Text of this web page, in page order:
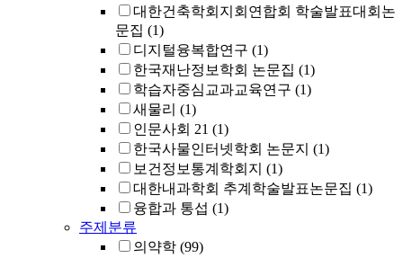
대한건축학회지회연합회 학술발표대회논
문집 (1)
디지털융복합연구 (1)
한국재난정보학회 논문집 (1)
학습자중심교과교육연구 (1)
새물리 (1)
인문사회 21 (1)
한국사물인터넷학회 논문지 (1)
보건정보통계학회지 (1)
대한내과학회 추계학술발표논문집 (1)
융합과 통섭 (1)
주제분류
의약학 (99)